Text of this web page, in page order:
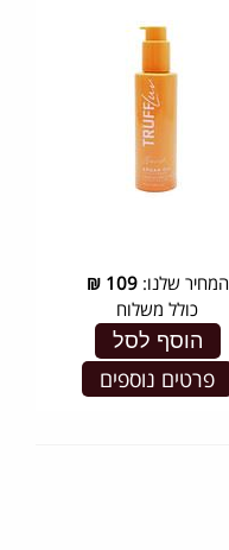
המחיר שלנו:109
₪
כולל משלוח
הוסף לסל
פרטים נוספים